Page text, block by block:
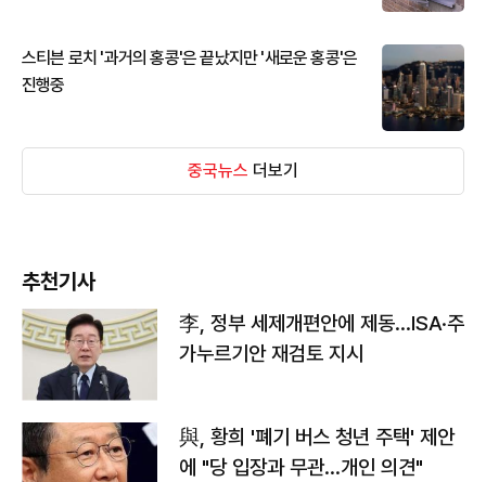
스티븐 로치 '과거의 홍콩'은 끝났지만 '새로운 홍콩'은
진행중
중국뉴스 더보기
추천기사
李, 정부 세제개편안에 제동…ISA·주
가누르기안 재검토 지시
與, 황희 '폐기 버스 청년 주택' 제안
에 "당 입장과 무관…개인 의견"